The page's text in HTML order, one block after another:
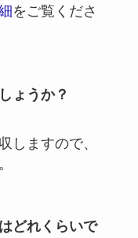
をご覧くださ
ょうか？
しますので、
どれくらいで